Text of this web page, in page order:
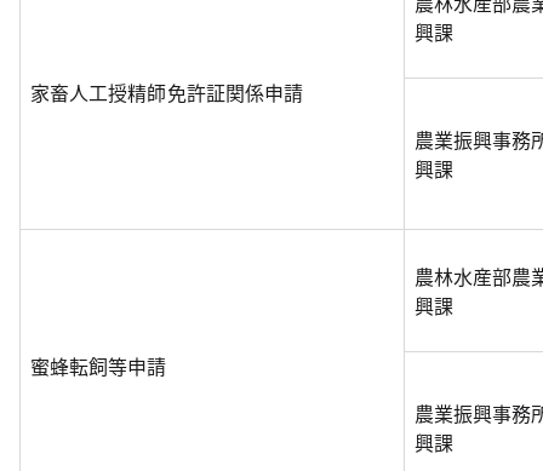
家畜人工授精師免許証関係申請
興課
農業振興事務
興課
蜜蜂転飼等申請
農林水産部農
興課
農業振興事務
興課